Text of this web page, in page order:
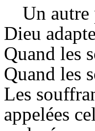
Un autre
Dieu
Quand les
Quand les
Les
appelées